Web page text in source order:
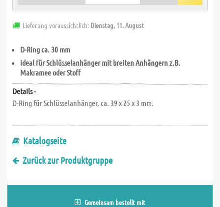
Lieferung voraussichtlich: Dienstag, 11. August
D-Ring ca. 30 mm
ideal fürSchlüsselanhängermit breiten Anhängern z.B.
Makramee oder Stoff
Details -
D-Ring für Schlüsselanhänger, ca. 39 x 25 x 3 mm.
Katalogseite
Zurück zur Produktgruppe
Gemeinsam bestellt mit